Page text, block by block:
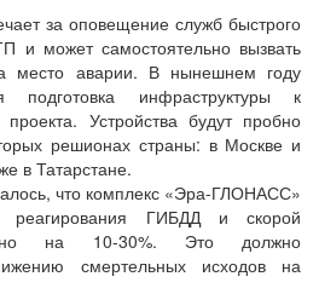
за оповещение служб быстрого
и может самостоятельно вызвать
место аварии. В нынешнем году
подготовка инфраструктуры к
проекта. Устройства будут пробно
решионах страны: в Москве и
в Татарстане.
что комплекс «Эра-ГЛОНАСС»
реагирования ГИБДД и скорой
на 10-30%. Это должно
смертельных исходов на